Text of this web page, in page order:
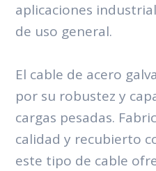
aplicaciones
de uso general.
El cable de acero
por su robustez y
cargas pesadas.
calidad y recubierto
este tipo de cable